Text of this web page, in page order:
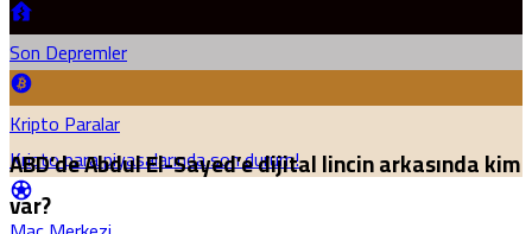
Son Depremler
Kripto Paralar
Kripto para piyasalarında son durum!
ABD’de Abdul El-Sayed’e dijital lincin arkasında kim
var?